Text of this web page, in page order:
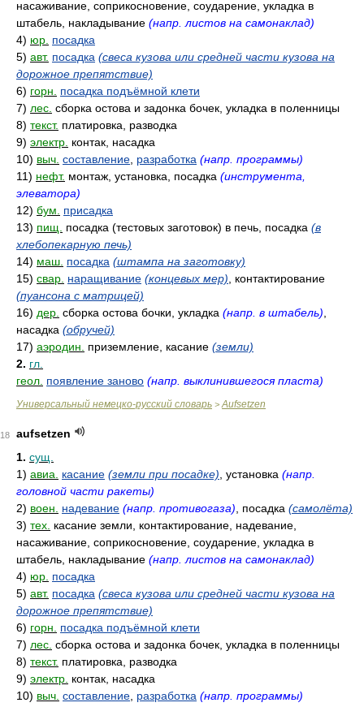
насаживание, соприкосновение, соударение, укладка в
штабель, накладывание (напр. листов на самонаклад)
4) юр. посадка
5) авт. посадка (свеса кузова или средней части кузова на
дорожное препятствие)
6) горн.
посадка подъёмной клети
7) лес. сборка остова и задонка бочек, укладка в поленницы
8) текст. платировка, разводка
9) электр. контак, насадка
10) выч. составление разработка (напр. программы)
11) нефт. монтаж, установка, посадка (инструмента,
элеватора)
12) бум.
присадка
13) пищ. посадка (тестовых заготовок) в печь, посадка (в
хлебопекарную печь)
14) маш. посадка (штампа на заготовку)
15) свар. наращивание (концевых мер) , контактирование
(пуансона с матрицей)
16) дер. сборка остова бочки, укладка (напр. в штабель)
насадка (обручей)
17) аэродин. приземление, касание (земли)
2. гл.
геол. появление заново (напр. выклинившегося пласта)
Универсальный немецко-русский словарь > Aufsetzen
18
aufsetzen
1. сущ.
1) авиа. касание (земли при посадке) , установка (напр.
головной части ракеты)
2) воен. надевание (напр. противогаза) , посадка (самолёта)
3) тех. касание земли, контактирование, надевание,
насаживание, соприкосновение, соударение, укладка в
штабель, накладывание (напр. листов на самонаклад)
4) юр. посадка
5) авт. посадка (свеса кузова или средней части кузова на
дорожное препятствие)
6) горн.
посадка подъёмной клети
7) лес. сборка остова и задонка бочек, укладка в поленницы
8) текст. платировка, разводка
9) электр. контак, насадка
10) выч. составление разработка (напр. программы)